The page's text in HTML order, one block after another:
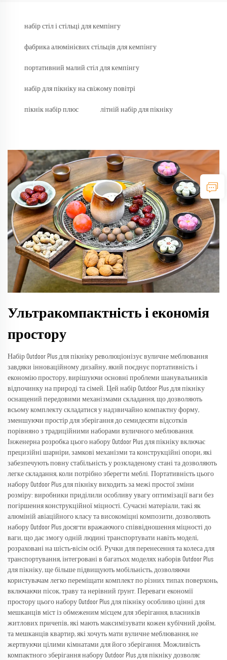
набір стіл і стільці для кемпінгу
фабрика алюмінієвих стільців для кемпінгу
портативний малий стіл для кемпінгу
набір для пікніку на свіжому повітрі
пікнік набір плюс літній набір для пікніку
Ультракомпактність і економія
простору
Набір Outdoor Plus для пікніку революціонізує вуличне меблювання
завдяки інноваційному дизайну, який поєднує портативність і
економію простору, вирішуючи основні проблеми шанувальників
відпочинку на природі та сімей. Цей набір Outdoor Plus для пікніку
оснащений передовими механізмами складання, що дозволяють
всьому комплекту складатися у надзвичайно компактну форму,
зменшуючи простір для зберігання до семидесяти відсотків
порівняно з традиційними наборами вуличного меблювання.
Інженерна розробка цього набору Outdoor Plus для пікніку включає
прецизійні шарніри, замкові механізми та конструкційні опори, які
забезпечують повну стабільність у розкладеному стані та дозволяють
легке складання, коли потрібно зберегти меблі. Портативність цього
набору Outdoor Plus для пікніку виходить за межі простої зміни
розміру: виробники приділили особливу увагу оптимізації ваги без
погіршення конструкційної міцності. Сучасні матеріали, такі як
алюміній авіаційного класу та високоміцні композити, дозволяють
набору Outdoor Plus досягти вражаючого співвідношення міцності до
ваги, що дає змогу одній людині транспортувати навіть моделі,
розраховані на шість-вісім осіб. Ручки для перенесення та колеса для
транспортування, інтегровані в багатьох моделях наборів Outdoor Plus
для пікніку, ще більше підвищують мобільність, дозволяючи
користувачам легко переміщати комплект по різних типах поверхонь,
включаючи пісок, траву та нерівний ґрунт. Переваги економії
простору цього набору Outdoor Plus для пікніку особливо цінні для
мешканців міст із обмеженим місцем для зберігання, власників
житлових причепів, які мають максимізувати кожен кубічний дюйм,
та мешканців квартир, які хочуть мати вуличне меблювання, не
жертвуючи цілими кімнатами для його зберігання. Можливість
компактного зберігання набору Outdoor Plus для пікніку дозволяє